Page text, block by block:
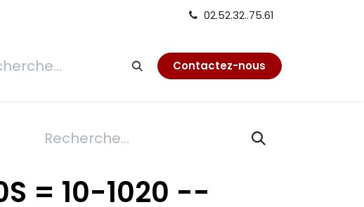
02.52.32..75.61
Réfection Contactez-nous
= 10-1020 --